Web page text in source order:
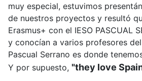
muy especial, estuvimos
de nuestros proyectos y resultó
Erasmus+ con el IESO PASCUAL
y conocían a varios profesores
Pascual Serrano es donde
Y por supuesto, "they love